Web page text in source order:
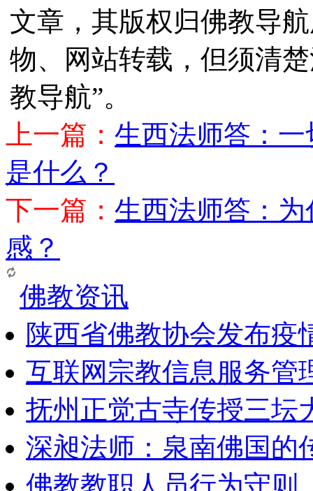
文章，其版权归佛教导
物、网站转载，但须清
教导航”。
上一篇： 生西法师答：
是什么？
下一篇： 生西法师答：
感？
佛教资讯
陕西省佛教协会发布疫
互联网宗教信息服务管
抚州正觉古寺传授三坛
深昶法师：泉南佛国的
佛教教职人员行为守则